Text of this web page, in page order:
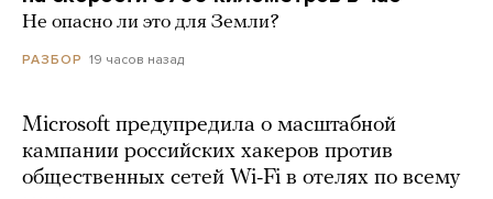
Не опасно ли это для Земли?
РАЗБОР 19 часов назад
Microsoft предупредила о масштабной
кампании российских хакеров против
общественных сетей Wi-Fi в отелях по всему